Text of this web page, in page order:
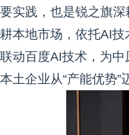
要实践，也是锐之旗
耕本地市场，依托AI
联动百度AI技术，为
本土企业从“产能优势”